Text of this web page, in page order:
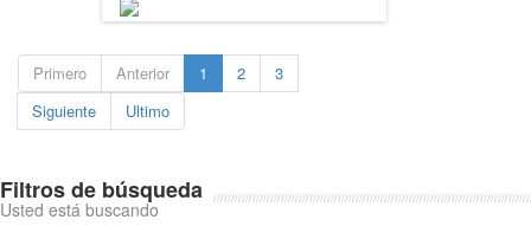
Primero Anterior 1 2
3
Siguiente
Ultimo
Filtros de búsqueda
Usted está buscando